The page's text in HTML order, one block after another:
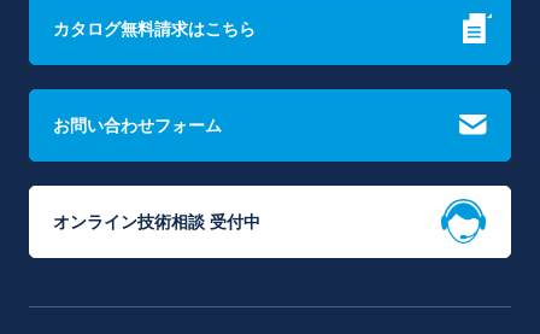
カタログ無料請求はこちら
お問い合わせフォーム
オンライン技術相談 受付中